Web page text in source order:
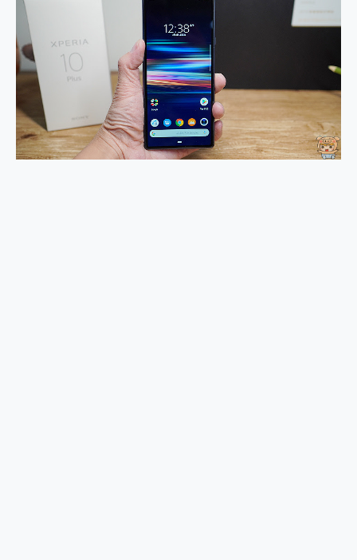
全新 SONY Xperia 1 VI 開箱! 相機實測! 長焦覆蓋更遠更清晰、2日長續航、頂尖影音娛樂效能~
Xiaomi 14 Ultra 開箱 評測~ 有深度的 Leica 影像旗艦手機! 加碼小旗艦 Xiaomi 14 開箱 評測
vivo TWS 3e 真無線藍牙耳機智慧降噪升級、音質明亮溫潤，並支援雙設備連接~
MSI Claw 掌機專屬配件包 來囉 完美保護 MSI Claw A1M-026TW 電競掌機
人像旗艦 vivo V30 系列 開箱 評測! 首搭蔡司光學鏡頭、攝影棚級柔光環、拍攝功能最好玩的美拍神機 vivo V30 Pro
多個願望一次滿足 超強散熱 微星 MSI Claw A1M-026TW 電競掌機 開箱 評測
一吸完美對位 擁有超強吸力與超好用的隱磁支架 O-ONE MAG 最會吸的行動電源 開箱 評測
OPPO 哈蘇 300mm 專業增距鏡實測：Find X9 Ultra 光學長焦隨手拍，紀錄生活就是這麼簡單
Motorola edge 70 pro 及 moto g37 power上市，登錄在送飛利浦氣炸鍋